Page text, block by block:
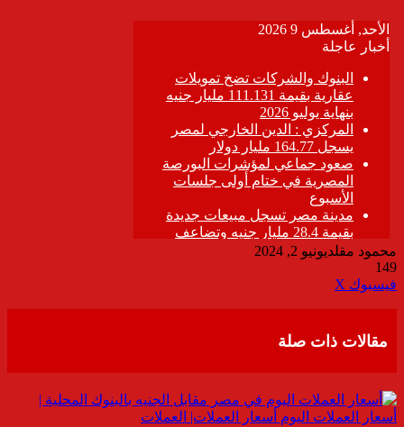
محمود مقلديونيو 2, 2024
149
فيسبوك ‫X
مقالات ذات صلة